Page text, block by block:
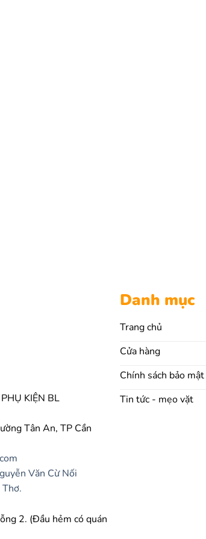
KIỆN BL
Tân An, TP Cần
Văn Cừ Nối
2. (Đầu hẻm có quán
Danh mục
Trang chủ
Cửa hàng
Chính sách bảo mật
Tin tức - mẹo vặt